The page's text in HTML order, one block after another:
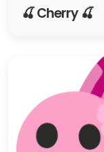
🍒 Cherry 🍒